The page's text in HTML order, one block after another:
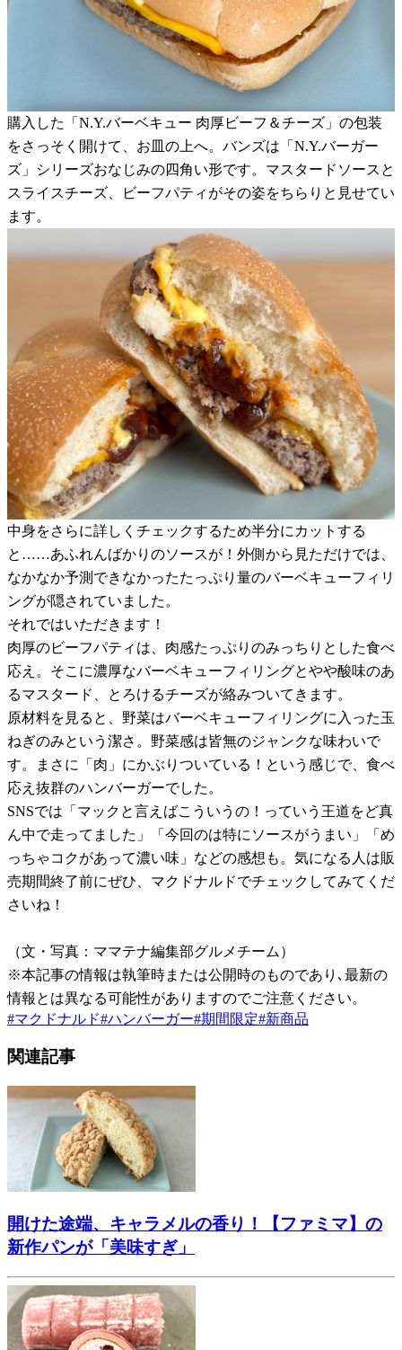
購入した「N.Y.バーベキュー 肉厚ビーフ＆チーズ」の包装
をさっそく開けて、お皿の上へ。バンズは「N.Y.バーガー
ズ」シリーズおなじみの四角い形です。マスタードソースと
スライスチーズ、ビーフパティがその姿をちらりと見せてい
ます。
中身をさらに詳しくチェックするため半分にカットする
と……あふれんばかりのソースが！外側から見ただけでは、
なかなか予測できなかったたっぷり量のバーベキューフィリ
ングが隠されていました。
それではいただきます！
肉厚のビーフパティは、肉感たっぷりのみっちりとした食べ
応え。そこに濃厚なバーベキューフィリングとやや酸味のあ
るマスタード、とろけるチーズが絡みついてきます。
原材料を見ると、野菜はバーベキューフィリングに入った玉
ねぎのみという潔さ。野菜感は皆無のジャンクな味わいで
す。まさに「肉」にかぶりついている！という感じで、食べ
応え抜群のハンバーガーでした。
SNSでは「マックと言えばこういうの！っていう王道をど真
ん中で走ってました」「今回のは特にソースがうまい」「め
っちゃコクがあって濃い味」などの感想も。気になる人は販
売期間終了前にぜひ、マクドナルドでチェックしてみてくだ
さいね！
（文・写真：ママテナ編集部グルメチーム）
※本記事の情報は執筆時または公開時のものであり､最新の
情報とは異なる可能性がありますのでご注意ください。
#マクドナルド#ハンバーガー#期間限定#新商品
関連記事
開けた途端、キャラメルの香り！【ファミマ】の
新作パンが「美味すぎ」